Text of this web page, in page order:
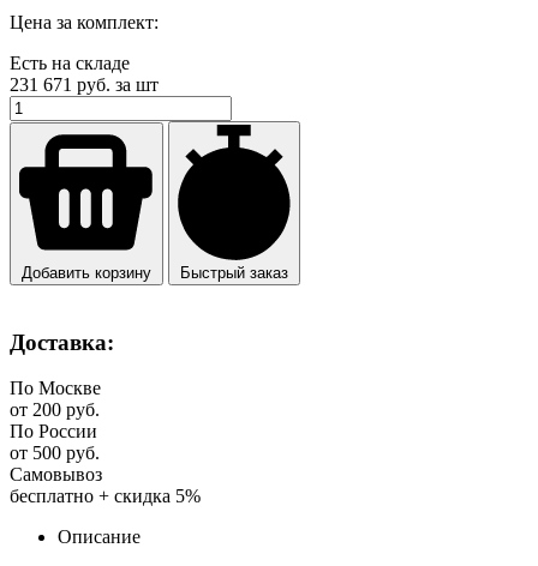
Цена за комплект:
Есть на складе
231 671 руб. за шт
Добавить корзину Быстрый заказ
Доставка:
По Москве
от 200 руб.
По России
от 500 руб.
Самовывоз
бесплатно + скидка 5%
Описание